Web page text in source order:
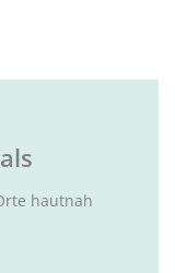
hautnah